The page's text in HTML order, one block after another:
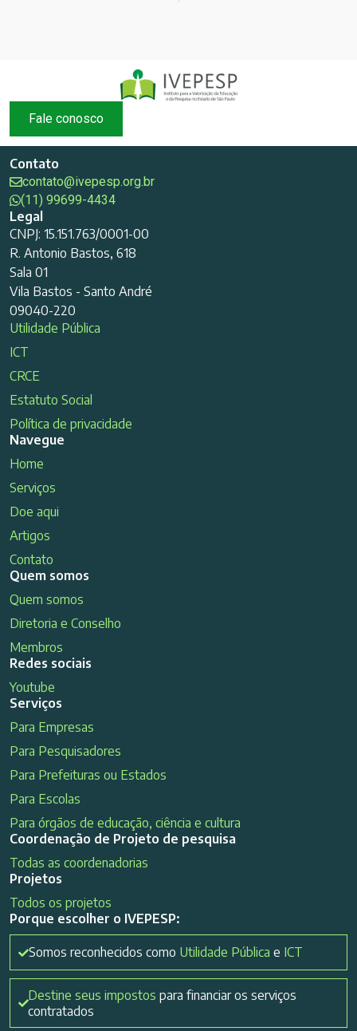
Fale conosco
Contato
contato@ivepesp.org.br
(11) 99699-4434
Legal
CNPJ: 15.151.763/0001-00
R. Antonio Bastos, 618
Sala 01
Vila Bastos - Santo André
09040-220
Utilidade Pública
ICT
CRCE
Estatuto Social
Política de privacidade
Navegue
Home
Serviços
Doe aqui
Artigos
Contato
Quem somos
Quem somos
Diretoria e Conselho
Membros
Redes sociais
Youtube
Serviços
Para Empresas
Para Pesquisadores
Para Prefeituras ou Estados
Para Escolas
Para órgãos de educação, ciência e cultura
Coordenação de Projeto de pesquisa
Todas as coordenadorias
Projetos
Todos os projetos
Porque escolher o IVEPESP:
Somos reconhecidos como Utilidade Pública e ICT
Destine seus impostos para financiar os serviços
contratados